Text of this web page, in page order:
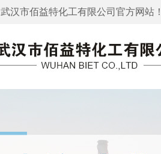
武汉市佰益特化工有限公司 官方网站！